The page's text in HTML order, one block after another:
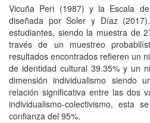
Vicuña Peri (1987) y la Escala de
diseñada por Soler y Díaz
estudiantes, siendo la muestra de
través de un muestreo
resultados encontrados refieren un
de identidad cultural 39.35% y un
dimensión individualismo siendo
relación significativa entre las dos
individualismo-colectivismo, esta
confianza del 95%.